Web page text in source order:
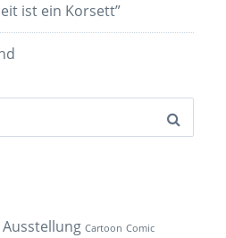
ist ein Korsett”
Ausstellung Cartoon Comic